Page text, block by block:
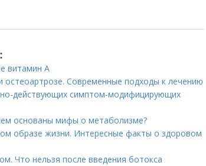
витамин А
Современные подходы к лечению
действующих симптом-модифицирующих
основаны мифы о метаболизме?
образе жизни. Интересные факты о здоровом
Что нельзя после введения ботокса